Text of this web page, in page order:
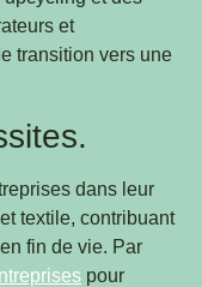
et
transition vers une
dans leur
textile, contribuant
fin de vie. Par
pour